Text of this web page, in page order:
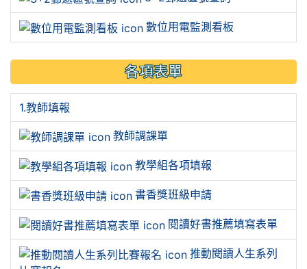
數位用電監測看板
各項表單
1.教師填報
教師調課單
教學組各項填報
書香獎班級申請
閱讀好書推薦填寫表單
推動閱讀人生系列